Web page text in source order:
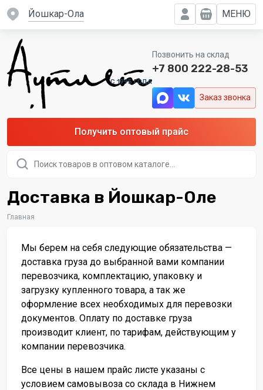
Йошкар-Ола МЕНЮ
C 1995 ГОДА
Позвонить на склад
+7 800 222-28-53
Заказ звонка
Получить оптовый прайс
товаров
Доставка в Йошкар-Оле
Главная
Мы берем на себя следующие обязательства —
доставка груза до выбранной вами компании
перевозчика, комплектацию, упаковку и
загрузку купленного товара, а так же
оформление всех необходимых для перевозки
документов. Оплату по доставке груза
производит клиент, по тарифам, действующим у
компании перевозчика.
Все цены в нашем прайс листе указаны с
условием самовывоза со склада в Нижнем